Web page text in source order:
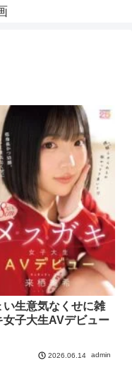
生意気なくせに雑
子大生AVデビュー
2026.06.14 admin